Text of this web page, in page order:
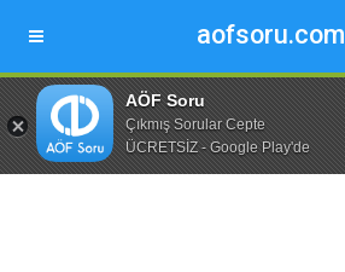
aofsoru.com
AÖF Soru
Çıkmış Sorular Cepte
ÜCRETSİZ - Google Play'de